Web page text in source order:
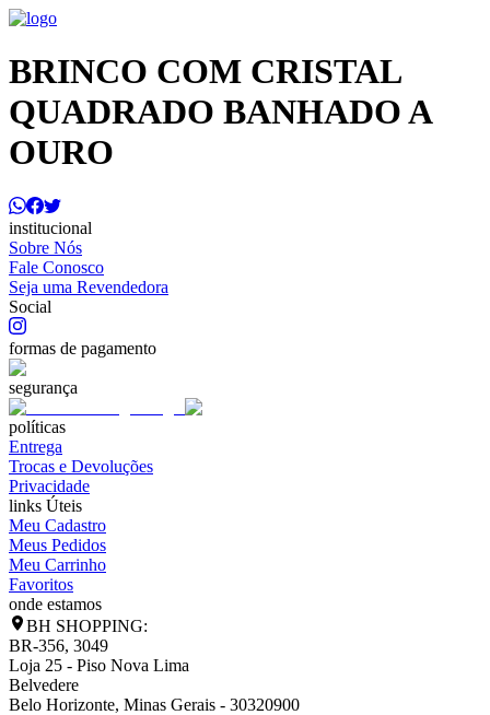
BRINCO COM CRISTAL
QUADRADO BANHADO A
OURO
institucional
Sobre Nós
Fale Conosco
Seja uma Revendedora
Social
formas de pagamento
segurança
políticas
Entrega
Trocas e Devoluções
Privacidade
links Úteis
Meu Cadastro
Meus Pedidos
Meu Carrinho
Favoritos
onde estamos
BH SHOPPING:
BR-356, 3049
Loja 25 - Piso Nova Lima
Belvedere
Belo Horizonte, Minas Gerais - 30320900